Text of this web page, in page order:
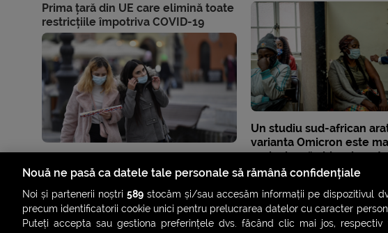
Prima țară din UE care elimină toate
restricțiile împotriva COVID-19
Un studiu sud-african
varianta Omicron este
periculoasă chiar și
nevaccinați
Nouă ne pasă ca datele tale personale să rămână confidențiale
Noi și partenerii noștri589 stocăm și/sau accesăm informații pe dispozitivul
precum identificatorii cookie unici pentru prelucrarea datelor cu caracter
Puteți accepta sau gestiona preferințele dvs. făcând clic mai jos, respectiv